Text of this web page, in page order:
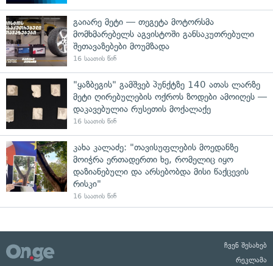
გაიარე მეტი — თეგეტა მოტორსმა
მომხმარებელს აგვისტოში განსაკუთრებული
შეთავაზებები მოუმზადა
16 საათის წინ
"ყაზბეგის" გამშვებ პუნქტზე 140 ათას ლარზე
მეტი ღირებულების ოქროს ზოდები ამოიღეს —
დაკავებულია რუსეთის მოქალაქე
16 საათის წინ
კახა კალაძე: "თავისუფლების მოედანზე
მოიჭრა ერთადერთი ხე, რომელიც იყო
დაზიანებული და არსებობდა მისი წაქცევის
რისკი"
16 საათის წინ
ჩვენ შესახებ
რეკლამა